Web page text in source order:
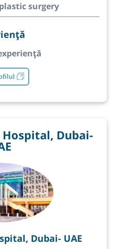
surgery
Dubai-
Dubai- UAE